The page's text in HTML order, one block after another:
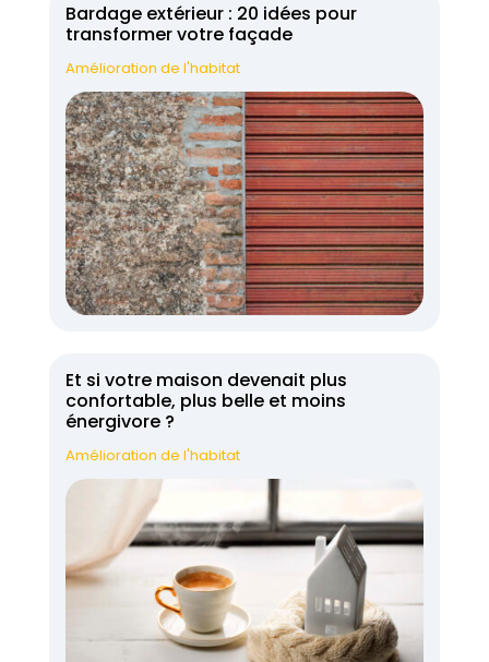
Bardage extérieur : 20 idées pour
transformer votre façade
Amélioration de l'habitat
Et si votre maison devenait plus
confortable, plus belle et moins
énergivore ?
Amélioration de l'habitat